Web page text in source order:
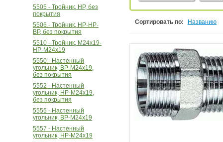
5505 - Тройник, НР, без
покрытия
5506 - Тройник, НР-НР-
ВР, без покрытия
5510 - Тройник, М24х19-
НР-М24х19
5550 - Настенный
угольник, ВР-М24х19,
без покрытия
5552 - Настенный
угольник, НР-М24х19,
без покрытия
5555 - Настенный
угольник, ВР-М24х19
5557 - Настенный
угольник, НР-М24х19
Сортировать по: Названию